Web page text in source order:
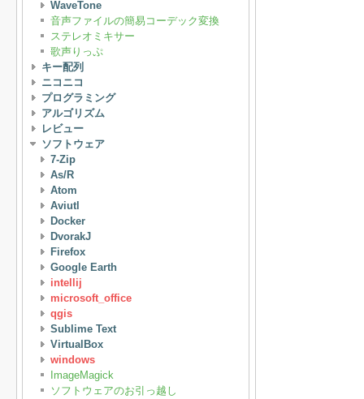
WaveTone
音声ファイルの簡易コーデック変換
ステレオミキサー
歌声りっぷ
キー配列
ニコニコ
プログラミング
アルゴリズム
レビュー
ソフトウェア
7-Zip
As/R
Atom
Aviutl
Docker
DvorakJ
Firefox
Google Earth
intellij
microsoft_office
qgis
Sublime Text
VirtualBox
windows
ImageMagick
ソフトウェアのお引っ越し